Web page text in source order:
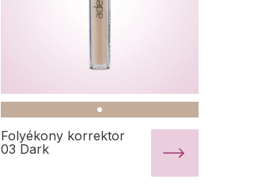
Folyékony korrektor
03 Dark